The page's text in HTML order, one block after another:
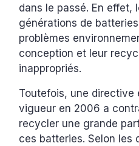
dans le passé. En effet,
générations de
problèmes
conception et leur
inappropriés.
Toutefois, une directive
vigueur en 2006 a
recycler une grande
ces batteries. Selon les